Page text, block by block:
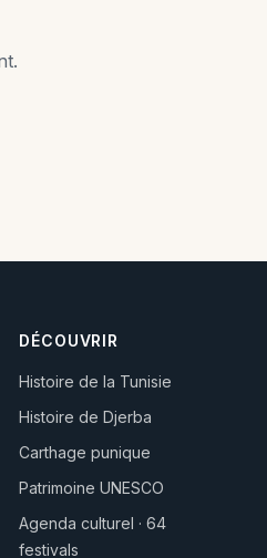
DÉCOUVRIR
Histoire de la Tunisie
Histoire de Djerba
Carthage punique
Patrimoine UNESCO
Agenda culturel · 64
festivals